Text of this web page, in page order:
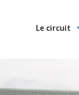
Le circuit